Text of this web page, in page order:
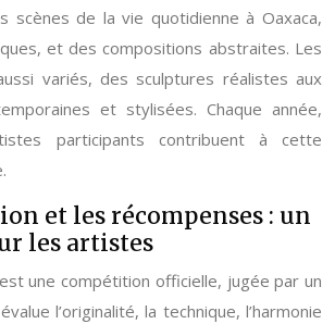
scènes de la vie quotidienne à Oaxaca,
et des compositions abstraites. Les
variés, des sculptures réalistes aux
et stylisées. Chaque année,
participants contribuent à cette
et les récompenses : un
les artistes
une compétition officielle, jugée par un
l’originalité, la technique, l’harmonie